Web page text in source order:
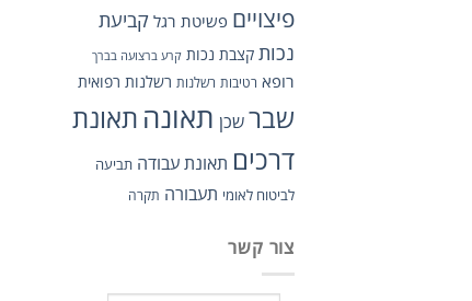
פיצויים פשיטת רגל קביעת
נכות קצבת נכות קרע ברצועה בברך
רופא רטיבות רשלנות רשלנות רפואית
שברשכן תאונה תאונת
דרכים תאונת עבודה תביעה
לביטוח לאומי תעבורה תקרה
צור קשר